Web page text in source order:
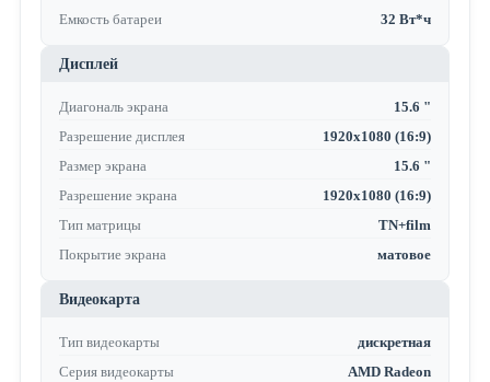
Емкость батареи 32 Вт*ч
Дисплей
Диагональ экрана
15.6 "
Разрешение дисплея
1920x1080 (16:9)
Размер экрана
15.6 "
Разрешение экрана
1920x1080 (16:9)
Тип матрицы
TN+film
Покрытие экрана
матовое
Видеокарта
Тип видеокарты
дискретная
Серия видеокарты
AMD Radeon